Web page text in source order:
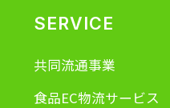
SERVICE
共同流通事業
食品EC物流サービス